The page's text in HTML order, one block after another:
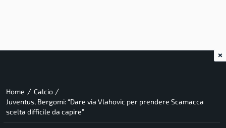
Home / Calcio /
Juventus, Bergomi: “Dare via Vlahovic per prendere Scamacca
scelta difficile da capire”
×